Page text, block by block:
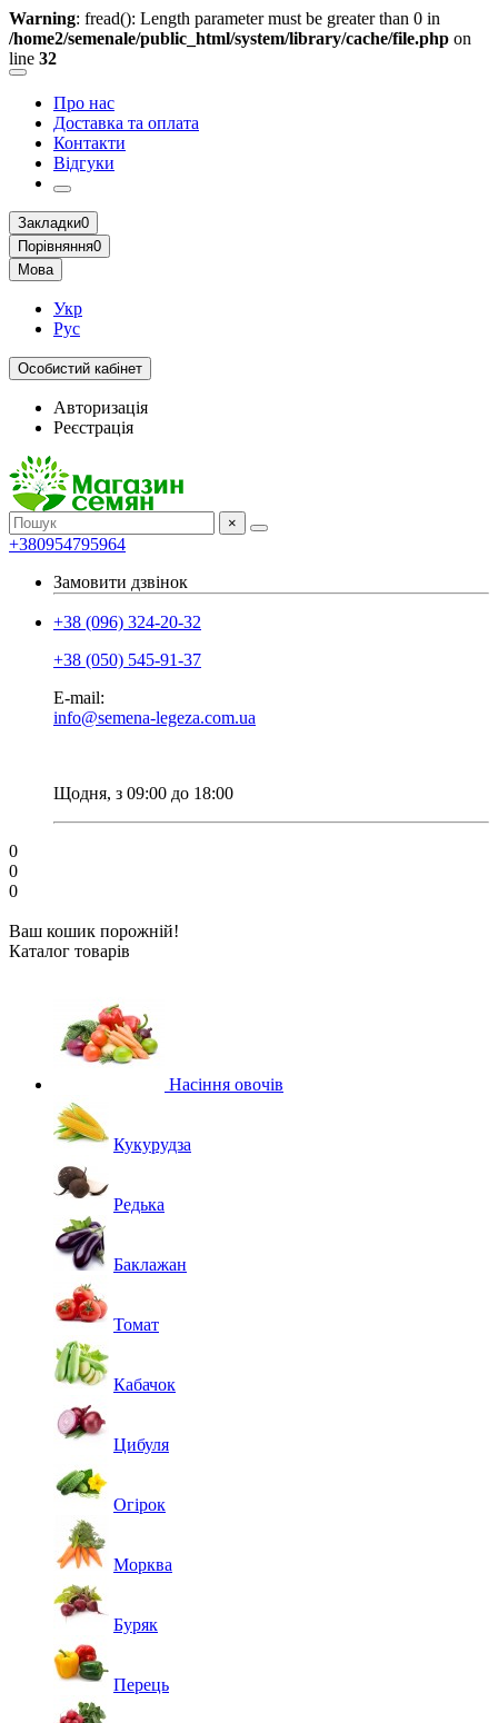
Warning: fread(): Length parameter must be greater than 0 in
/home2/semenale/public_html/system/library/cache/file.php on
line 32
Про нас
Доставка та оплата
Контакти
Відгуки
Закладки0
Порівняння0
Мова
Укр
Рус
Особистий кабінет
Авторизація
Реєстрація
×
+380954795964
Замовити дзвінок
+38 (096) 324-20-32
+38 (050) 545-91-37
E-mail:
info@semena-legeza.com.ua
Щодня, з 09:00 до 18:00
0
0
0
Ваш кошик порожній!
Каталог товарів
Насіння овочів
Кукурудза
Редька
Баклажан
Томат
Кабачок
Цибуля
Огірок
Морква
Буряк
Перець